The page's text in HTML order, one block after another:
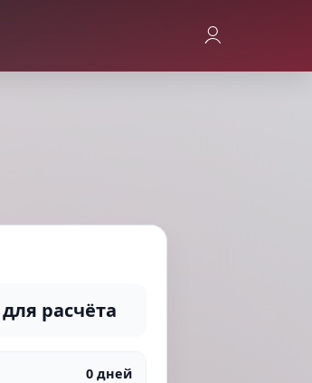
расчёта
0 дней